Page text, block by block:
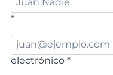
*
electrónico *